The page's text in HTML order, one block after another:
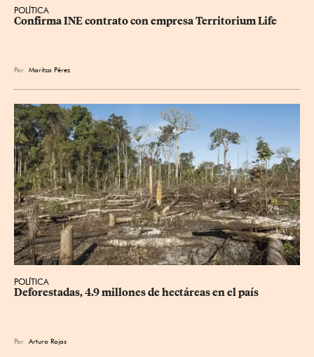
POLÍTICA
Confirma INE contrato con empresa Territorium Life
Por Maritza Pérez
POLÍTICA
Deforestadas, 4.9 millones de hectáreas en el país
Por Arturo Rojas